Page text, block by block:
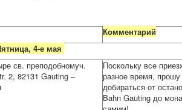
Комментарий
4-е мая
св. преподобномуч.
2, 82131 Gauting –
Поскольку все
разное время, прошу
добираться от
Bahn Gauting до